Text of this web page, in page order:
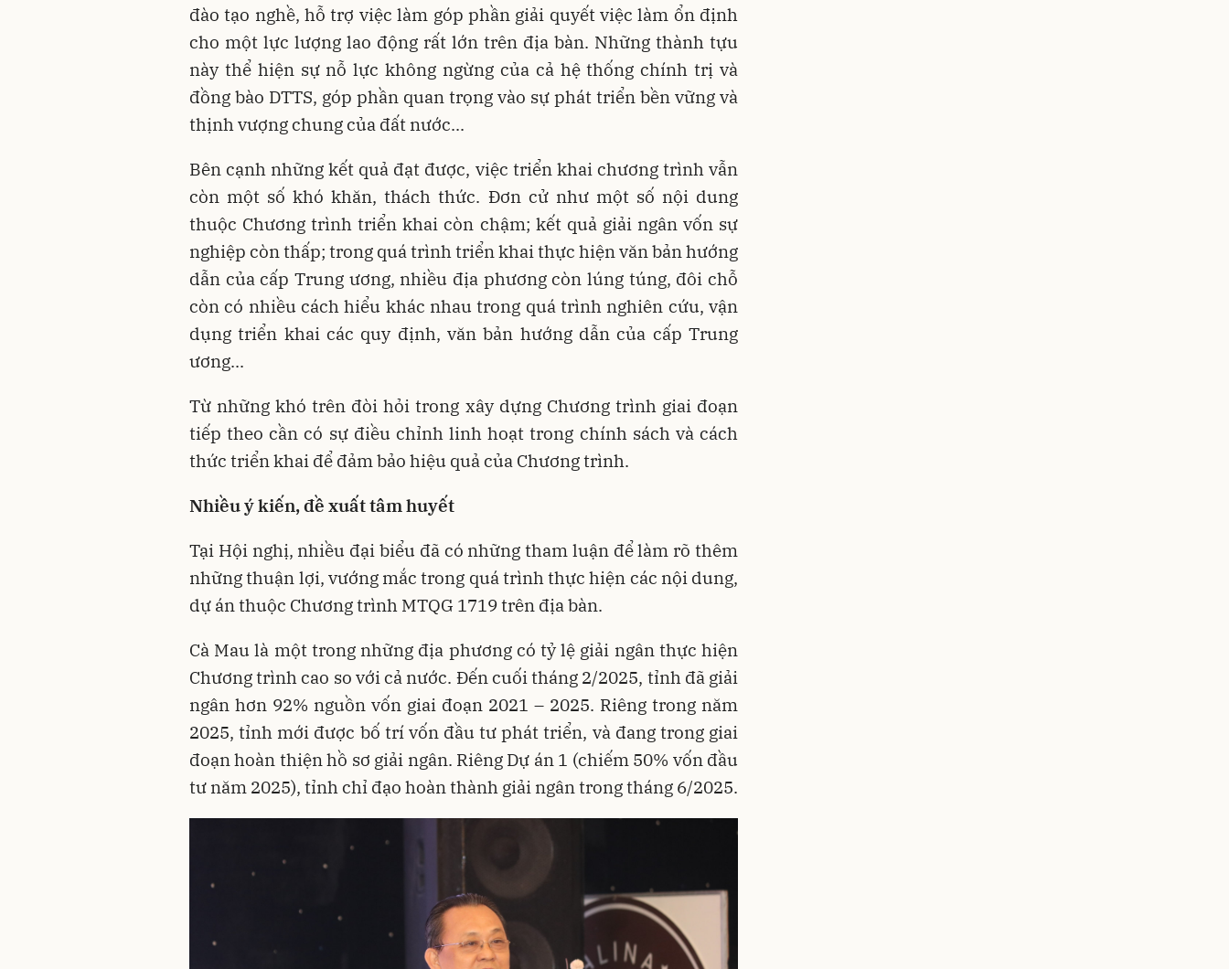
đào tạo nghề, hỗ trợ việc làm góp phần giải quyết việc làm ổn định
cho một lực lượng lao động rất lớn trên địa bàn. Những thành tựu
này thể hiện sự nỗ lực không ngừng của cả hệ thống chính trị và
đồng bào DTTS, góp phần quan trọng vào sự phát triển bền vững và
thịnh vượng chung của đất nước...
Bên cạnh những kết quả đạt được, việc triển khai chương trình vẫn
còn một số khó khăn, thách thức. Đơn cử như một số nội dung
thuộc Chương trình triển khai còn chậm; kết quả giải ngân vốn sự
nghiệp còn thấp; trong quá trình triển khai thực hiện văn bản hướng
dẫn của cấp Trung ương, nhiều địa phương còn lúng túng, đôi chỗ
còn có nhiều cách hiểu khác nhau trong quá trình nghiên cứu, vận
dụng triển khai các quy định, văn bản hướng dẫn của cấp Trung
ương...
Từ những khó trên đòi hỏi trong xây dựng Chương trình giai đoạn
tiếp theo cần có sự điều chỉnh linh hoạt trong chính sách và cách
thức triển khai để đảm bảo hiệu quả của Chương trình.
Nhiều ý kiến, đề xuất tâm huyết
Tại Hội nghị, nhiều đại biểu đã có những tham luận để làm rõ thêm
những thuận lợi, vướng mắc trong quá trình thực hiện các nội dung,
dự án thuộc Chương trình MTQG 1719 trên địa bàn.
Cà Mau là một trong những địa phương có tỷ lệ giải ngân thực hiện
Chương trình cao so với cả nước. Đến cuối tháng 2/2025, tỉnh đã giải
ngân hơn 92% nguồn vốn giai đoạn 2021 – 2025. Riêng trong năm
2025, tỉnh mới được bố trí vốn đầu tư phát triển, và đang trong giai
đoạn hoàn thiện hồ sơ giải ngân. Riêng Dự án 1 (chiếm 50% vốn đầu
tư năm 2025), tỉnh chỉ đạo hoàn thành giải ngân trong tháng 6/2025.